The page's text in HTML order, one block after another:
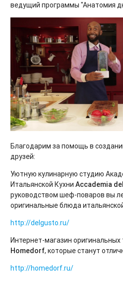
ведущий программы "Анатомия
Благодарим за помощь в
друзей:
Уютную кулинарную студию
Итальянской Кухни Accademia
руководством шеф-поваров вы
оригинальные блюда
http://delgusto.ru/
Интернет-магазин
Homedorf, которые станут
http://homedorf.ru/